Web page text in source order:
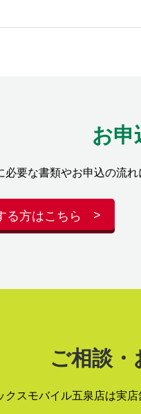
お申
必要な書類やお申込の流
る方はこちら
ご相談
クスモバイル五泉店は実